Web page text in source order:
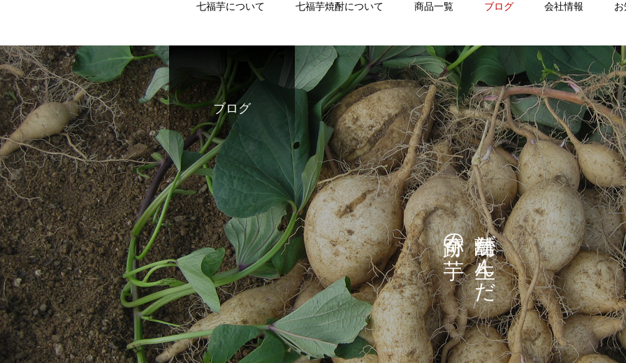
七福芋について 七福芋焼酎について 商品一覧 ブログ 会社情報
ブログ
が
ん
だ
の